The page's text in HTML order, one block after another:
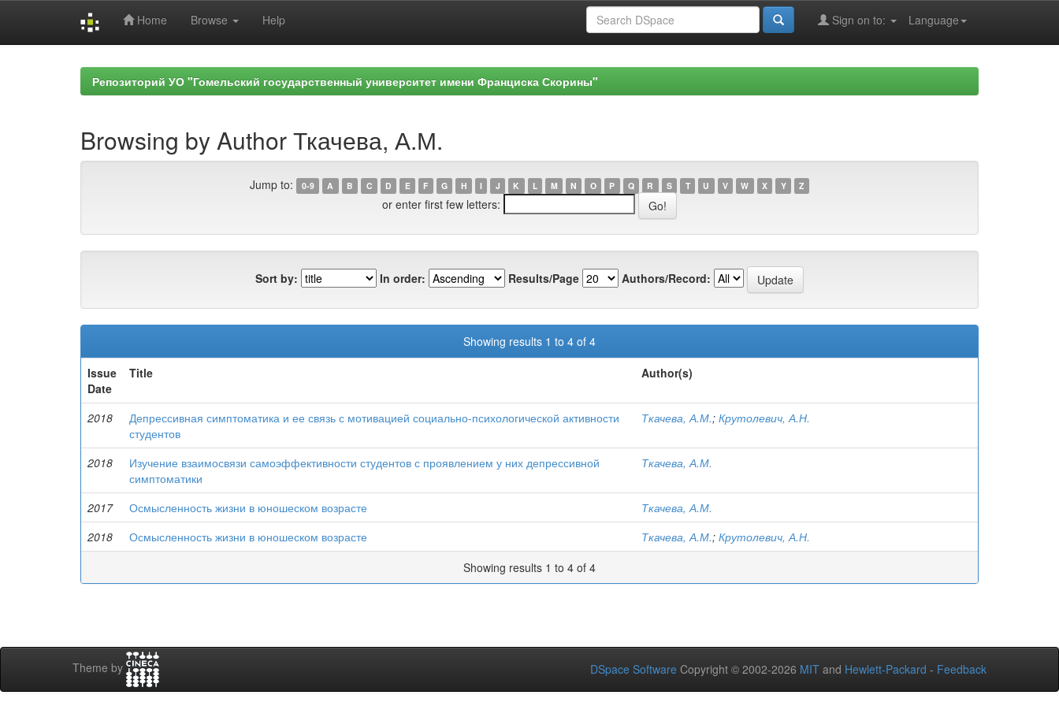
Home Browse Help Language
Sign on to:
Репозиторий УО "Гомельский государственный университет имени Франциска Скорины"
Browsing by Author Ткачева, А.М.
Jump to: 0-9 A B C D E F G H I J K L M N O P Q R S T U V W X Y Z
or enter first few letters:
Sort by: In order: Results/Page Authors/Record:
Showing results 1 to 4 of 4
Issue
Date
Title Author(s)
2018
Депрессивная симптоматика и ее связь с мотивацией социально-психологической активности
студентов
Ткачева, А.М.; Крутолевич, А.Н.
2018
Изучение взаимосвязи самоэффективности студентов с проявлением у них депрессивной
симптоматики
Ткачева, А.М.
2017 Осмысленность жизни в юношеском возрасте
Ткачева, А.М.
2018
Осмысленность жизни в юношеском возрасте Ткачева, А.М.; Крутолевич, А.Н.
Showing results 1 to 4 of 4
Theme by DSpace Software Copyright © 2002-2026 MIT and Hewlett-Packard - Feedback